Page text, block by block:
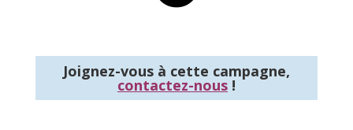
Joignez-vous à cette campagne,
contactez-nous!